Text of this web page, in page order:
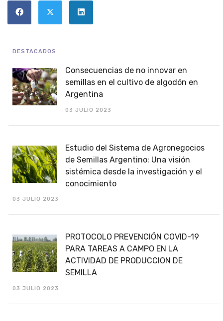
DESTACADOS
Consecuencias de no innovar en
semillas en el cultivo de algodón en
Argentina
03 JULIO 2023
Estudio del Sistema de Agronegocios
de Semillas Argentino: Una visión
sistémica desde la investigación y el
conocimiento
03 JULIO 2023
PROTOCOLO PREVENCIÓN COVID-19
PARA TAREAS A CAMPO EN LA
ACTIVIDAD DE PRODUCCION DE
SEMILLA
03 JULIO 2023